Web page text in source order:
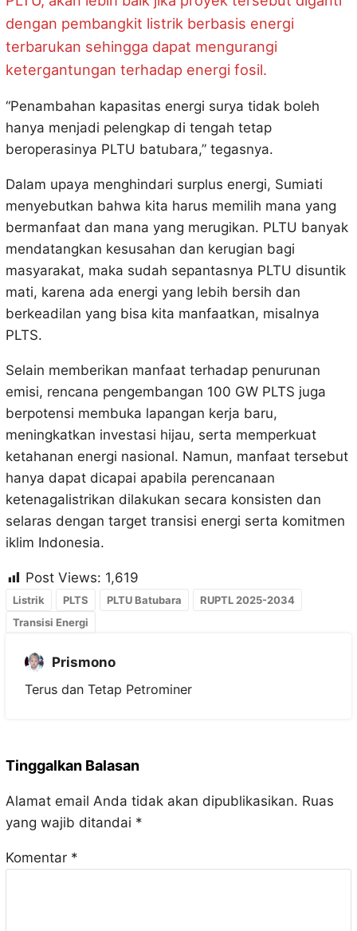
dengan pembangkit listrik berbasis energi
terbarukan sehingga dapat mengurangi
ketergantungan terhadap energi fosil.
“Penambahan kapasitas energi surya tidak boleh
hanya menjadi pelengkap di tengah tetap
beroperasinya PLTU batubara,” tegasnya.
Dalam upaya menghindari surplus energi, Sumiati
menyebutkan bahwa kita harus memilih mana yang
bermanfaat dan mana yang merugikan. PLTU banyak
mendatangkan kesusahan dan kerugian bagi
masyarakat, maka sudah sepantasnya PLTU disuntik
mati, karena ada energi yang lebih bersih dan
berkeadilan yang bisa kita manfaatkan, misalnya
PLTS.
Selain memberikan manfaat terhadap penurunan
emisi, rencana pengembangan 100 GW PLTS juga
berpotensi membuka lapangan kerja baru,
meningkatkan investasi hijau, serta memperkuat
ketahanan energi nasional. Namun, manfaat tersebut
hanya dapat dicapai apabila perencanaan
ketenagalistrikan dilakukan secara konsisten dan
selaras dengan target transisi energi serta komitmen
iklim Indonesia.
Post Views: 1,619
Listrik PLTS PLTU Batubara
RUPTL 2025-2034
Transisi Energi
Prismono
Terus dan Tetap Petrominer
Tinggalkan Balasan
Alamat email Anda tidak akan dipublikasikan. Ruas
yang wajib ditandai *
Komentar *